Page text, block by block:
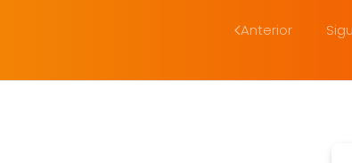
Anterior